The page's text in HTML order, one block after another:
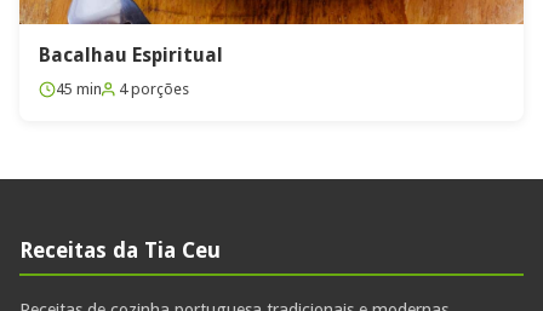
Bacalhau Espiritual
45 min 4 porções
Receitas da Tia Ceu